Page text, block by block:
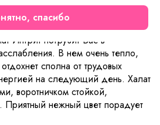
Отзывы
Ингрит погрузит Вас в
В нем очень тепло,
сполна от трудовых
на следующий день. Халат
воротничком стойкой,
Приятный нежный цвет порадует
спасибо